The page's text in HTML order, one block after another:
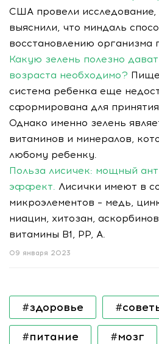
США провели исследование,
выяснили, что миндаль
восстановлению организма
Какую зелень полезно
возраста необходимо?
система ребенка еще
сформирована для
Однако именно зелень
витаминов и минералов,
любому ребенку.
Польза лисичек: мощный
эффект. Лисички имеют в
микроэлементов – медь,
ниацин, хитозан,
витамины В1, PP, А.
09 января 2023
#здоровье
#питание #мозг